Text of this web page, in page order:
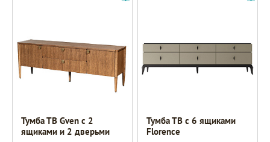
Тумба ТВ Gven с 2
ящиками и 2 дверьми
Тумба ТВ с 6 ящиками
Florence